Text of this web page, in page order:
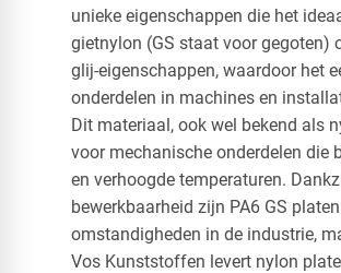
unieke eigenschappen die het
gietnylon (GS staat voor gegoten)
glij-eigenschappen, waardoor het
onderdelen in machines en
Dit materiaal, ook wel bekend als
voor mechanische onderdelen die
en verhoogde temperaturen.
bewerkbaarheid zijn PA6 GS
omstandigheden in de industrie,
Vos Kunststoffen levert nylon